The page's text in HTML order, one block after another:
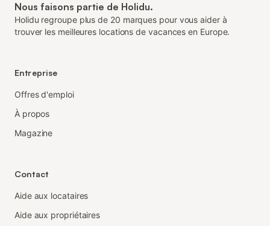
Nous faisons partie de Holidu.
Holidu regroupe plus de 20 marques pour vous aider à
trouver les meilleures locations de vacances en Europe.
Entreprise
Offres d'emploi
À propos
Magazine
Contact
Aide aux locataires
Aide aux propriétaires